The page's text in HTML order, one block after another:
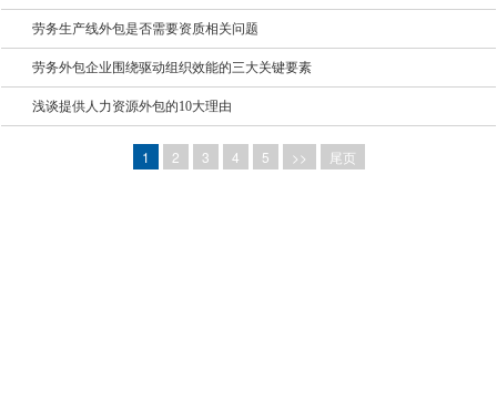
劳务生产线外包是否需要资质相关问题
劳务外包企业围绕驱动组织效能的三大关键要素
浅谈提供人力资源外包的10大理由
1 2 3 4 5 >> 尾页